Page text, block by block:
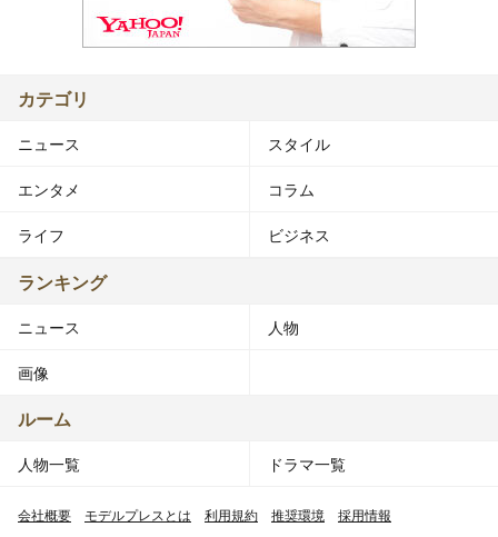
カテゴリ
ニュース スタイル
エンタメ コラム
ライフ ビジネス
ランキング
ニュース 人物
画像
ルーム
人物一覧 ドラマ一覧
会社概要 モデルプレスとは 利用規約 推奨環境 採用情報